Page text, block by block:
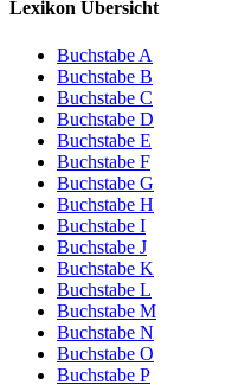
Lexikon Übersicht
Buchstabe A
Buchstabe B
Buchstabe C
Buchstabe D
Buchstabe E
Buchstabe F
Buchstabe G
Buchstabe H
Buchstabe I
Buchstabe J
Buchstabe K
Buchstabe L
Buchstabe M
Buchstabe N
Buchstabe O
Buchstabe P